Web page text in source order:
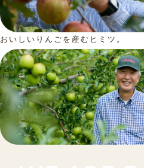
おいしいりんごを産むヒミツ。